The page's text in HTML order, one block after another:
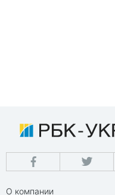
О компании